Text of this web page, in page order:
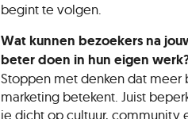
begint te volgen.
Wat kunnen bezoekers na
beter doen in hun eigen
Stoppen met denken dat
marketing betekent. Juist
je dicht op cultuur, community